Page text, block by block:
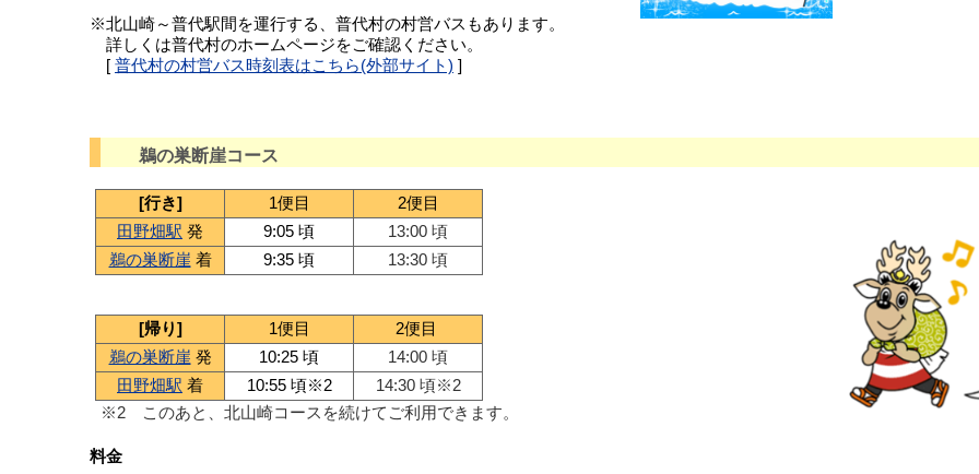
※北山崎～普代駅間を運行する、普代村の村営バスもあります。
詳しくは普代村のホームページをご確認ください。
[ 普代村の村営バス時刻表はこちら(外部サイト) ]
鵜の巣断崖コース
[行き] 1便目
2便目
田野畑駅 発 9:05 頃
13:00 頃
鵜の巣断崖 着 9:35 頃 13:30 頃
[帰り] 1便目
2便目
鵜の巣断崖 発 10:25 頃
14:00 頃
田野畑駅 着 10:55 頃※2
14:30 頃※2
※2 このあと、北山崎コースを続けてご利用できます。
料金